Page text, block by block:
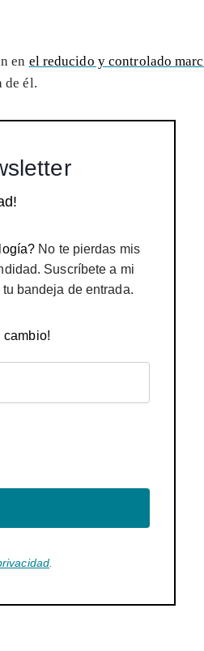
en el reducido y controlado
de él.
No te pierdas mis
Suscríbete a mi
bandeja de entrada.
cambio!